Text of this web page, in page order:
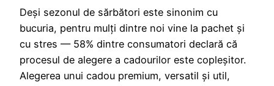
Deși sezonul de sărbători este sinonim cu
bucuria, pentru mulți dintre noi vine la pachet și
cu stres — 58% dintre consumatori declară că
procesul de alegere a cadourilor este copleșitor.
Alegerea unui cadou premium, versatil și util,